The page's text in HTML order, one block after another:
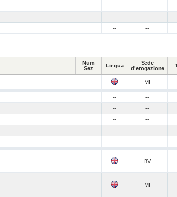
-- --
-- --
-- --
Num
Sez
Lingua
Sede
d'erogazione
MI
-- --
-- --
-- --
-- --
-- --
BV
MI